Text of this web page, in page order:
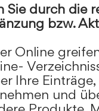
Sie durch die
bzw.
Online
Ihre
und